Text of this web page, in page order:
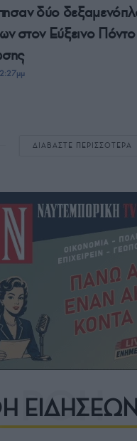
δύο
στον Εύξεινο
ΔΙΑΒΑΣΤΕ ΠΕΡΙΣΣΟΤΕΡΑ
ΕΙΔΗΣΕΩΝ